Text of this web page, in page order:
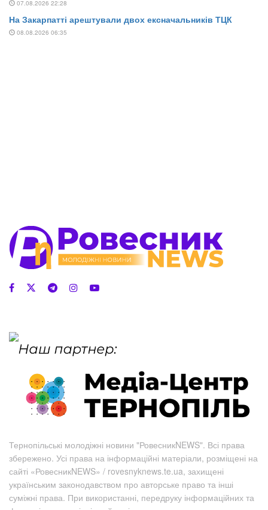
Тернопільські молодіжні новини "РовесникNEWS". Всі права
збережено. Усі права на інформаційні матеріали, розміщені на
сайті «РовесникNEWS» / rovesnyknews.te.ua, захищені
українським законодавством про авторське право та інші
суміжні права. При використанні, передруку інформаційних та